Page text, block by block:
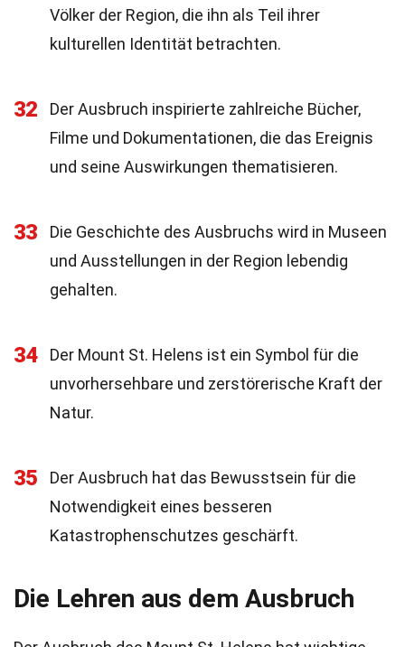
Völker der Region, die ihn als Teil ihrer
kulturellen Identität betrachten.
32
Der Ausbruch inspirierte zahlreiche Bücher,
Filme und Dokumentationen, die das Ereignis
und seine Auswirkungen thematisieren.
33
Die Geschichte des Ausbruchs wird in Museen
und Ausstellungen in der Region lebendig
gehalten.
34
Der Mount St. Helens ist ein Symbol für die
unvorhersehbare und zerstörerische Kraft der
Natur.
35
Der Ausbruch hat das Bewusstsein für die
Notwendigkeit eines besseren
Katastrophenschutzes geschärft.
Die Lehren aus dem Ausbruch